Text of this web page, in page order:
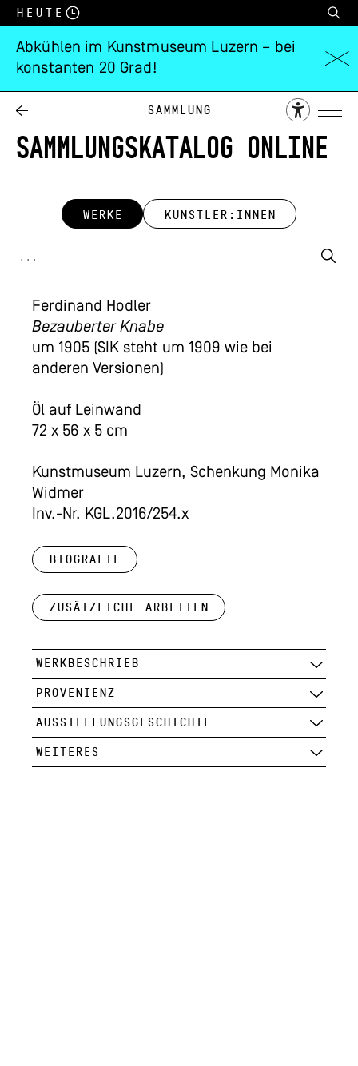
Heute
Abkühlen im Kunstmuseum Luzern – bei
konstanten 20 Grad!
Sammlung
SAMMLUNGSKATALOG ONLINE
WERKE KÜNSTLER:INNEN
Ferdinand Hodler
Bezauberter Knabe
um 1905 (SIK steht um 1909 wie bei
anderen Versionen)
Öl auf Leinwand
72 x 56 x 5 cm
Kunstmuseum Luzern, Schenkung Monika
Widmer
Inv.-Nr. KGL.2016/254.x
Biografie
Zusätzliche Arbeiten
WERKBESCHRIEB
PROVENIENZ
AUSSTELLUNGSGESCHICHTE
WEITERES